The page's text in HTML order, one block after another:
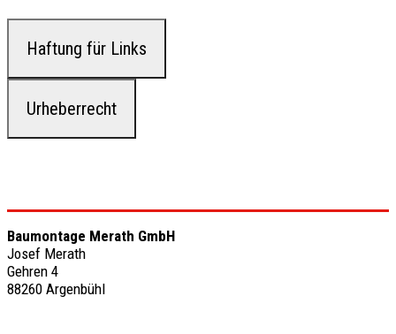
Haftung für Links
Urheberrecht
Baumontage Merath GmbH
Josef Merath
Gehren 4
88260 Argenbühl